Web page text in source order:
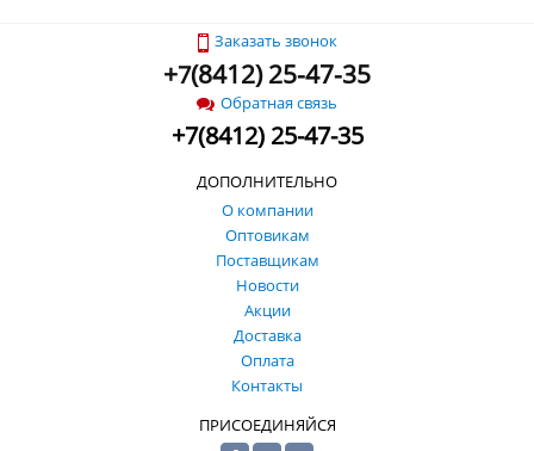
Заказать звонок
+7(8412) 25-47-35
Обратная связь
+7(8412) 25-47-35
ДОПОЛНИТЕЛЬНО
О компании
Оптовикам
Поставщикам
Новости
Акции
Доставка
Оплата
Контакты
ПРИСОЕДИНЯЙСЯ